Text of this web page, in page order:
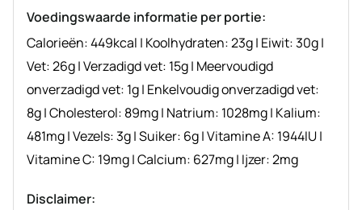
Voedingswaarde informatie per portie:
Calorieën:449kcal | Koolhydraten:23g| Eiwit:30g|
Vet:26g|Verzadigd vet: 15g| Meervoudigd
onverzadigd vet: 1g| Enkelvoudig onverzadigd vet:
8g|Cholesterol: 89mg| Natrium: 1028mg| Kalium:
481mg|Vezels:3g|Suiker: 6g|Vitamine A: 1944IU|
Vitamine C: 19mg|Calcium: 627mg| Ijzer:2mg
Disclaimer: